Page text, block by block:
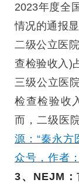
2023年度全
情况的通报
二级公立医
查检验收入)
三级公立医
检查检验收
而，二级医
源：“秦永方
众号，作者
3、NEJM